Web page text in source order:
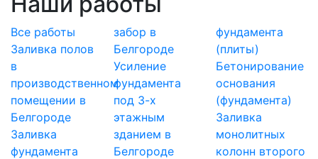
Все работы
Заливка полов
в
производственном
помещении в
Белгороде
Заливка
фундамента
забор в
Белгороде
Усиление
фундамента
под 3-х
этажным
зданием в
Белгороде
фундамента
(плиты)
Бетонирование
основания
(фундамента)
Заливка
монолитных
колонн второго